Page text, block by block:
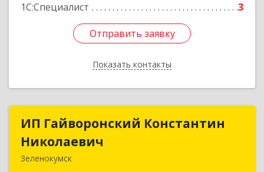
1С:Специалист
3
Отправить заявку
Показать контакты
Отправить заявку
Назад
ИП Гайворонский Константин
Николаевич
Зеленокумск
ИП Гайворонский Константин